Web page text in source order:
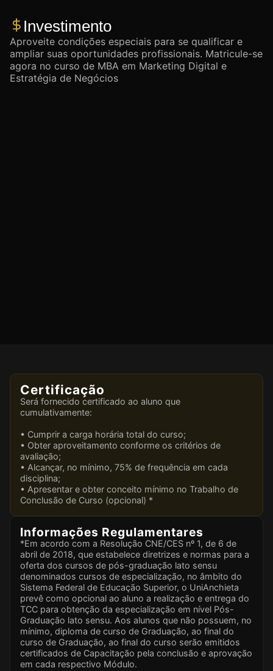
Investimento
Aproveite condições especiais para se qualificar e
ampliar suas oportunidades profissionais. Matricule-se
agora no curso de MBA em Marketing Digital e
Estratégia de Negócios
Certificação
Será fornecido certificado ao aluno que
cumulativamente:
• Cumprir a carga horária total do curso;
• Obter aproveitamento conforme os critérios de
avaliação;
• Alcançar, no mínimo, 75% de frequência em cada
disciplina;
• Apresentar e obter conceito mínimo no Trabalho de
Conclusão de Curso (opcional) *
Informações Regulamentares
*Em acordo com a Resolução CNE/CES nº 1, de 6 de
abril de 2018, que estabelece diretrizes e normas para a
oferta dos cursos de pós-graduação lato sensu
denominados cursos de especialização, no âmbito do
Sistema Federal de Educação Superior, o UniAnchieta
prevê como opcional ao aluno a realização e entrega do
TCC para obtenção da especialização em nível Pós-
Graduação lato sensu. Aos alunos que não possuem, no
mínimo, diploma de curso de Graduação, ao final do
curso de Graduação, ao final do curso serão emitidos
certificados de Capacitação pela conclusão e aprovação
em cada respectivo Módulo.